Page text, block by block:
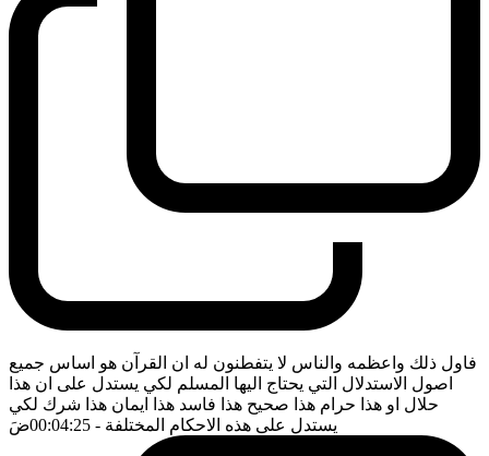
فاول ذلك واعظمه والناس لا يتفطنون له ان القرآن هو اساس جميع
اصول الاستدلال التي يحتاج اليها المسلم لكي يستدل على ان هذا
حلال او هذا حرام هذا صحيح هذا فاسد هذا ايمان هذا شرك لكي
يستدل على هذه الاحكام المختلفة - 00:04:25 ضَ